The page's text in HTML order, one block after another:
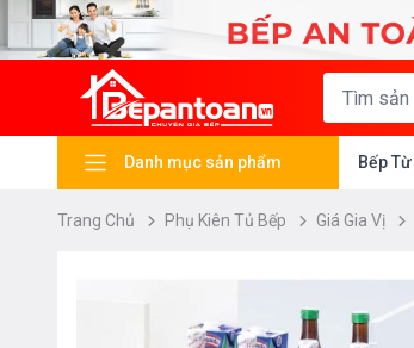
Danh mục sản phẩm Bếp Từ
Trang Chủ Phụ Kiên Tủ Bếp Giá Gia Vị